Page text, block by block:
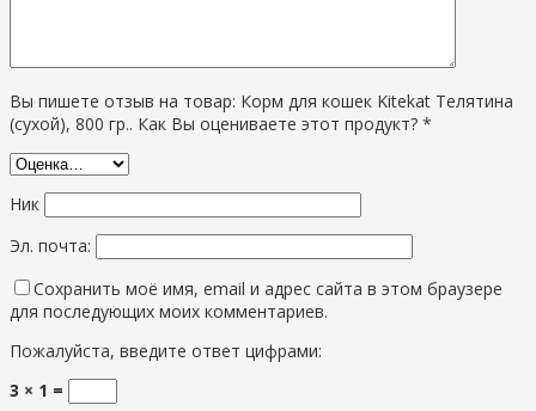
Вы пишете отзыв на товар: Корм для кошек Kitekat Телятина
(сухой), 800 гр.. Как Вы оцениваете этот продукт? *
Ник
Эл. почта:
Сохранить моё имя, email и адрес сайта в этом браузере
для последующих моих комментариев.
Пожалуйста, введите ответ цифрами:
3 × 1 =